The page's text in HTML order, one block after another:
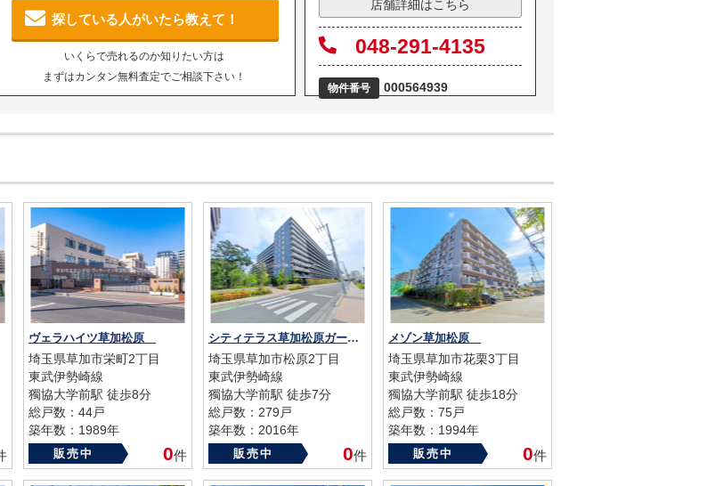
探している人がいたら教えて！
いくらで売れるのか知りたい方は
まずはカンタン無料査定でご相談下さい！
店舗詳細はこちら
048-291-4135
物件番号 000564939
ヴェラハイツ草加松原
埼玉県草加市栄町2丁目
東武伊勢崎線
獨協大学前駅 徒歩8分
総戸数：44戸
築年数：1989年
販売中 0件
シティテラス草加松原ガーデンズ
埼玉県草加市松原2丁目
東武伊勢崎線
獨協大学前駅 徒歩7分
総戸数：279戸
築年数：2016年
販売中 0件
メゾン草加松原
埼玉県草加市花栗3丁目
東武伊勢崎線
獨協大学前駅 徒歩18分
総戸数：75戸
築年数：1994年
販売中 0件